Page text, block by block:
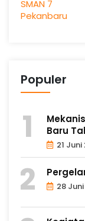
Populer
Baru
21
28